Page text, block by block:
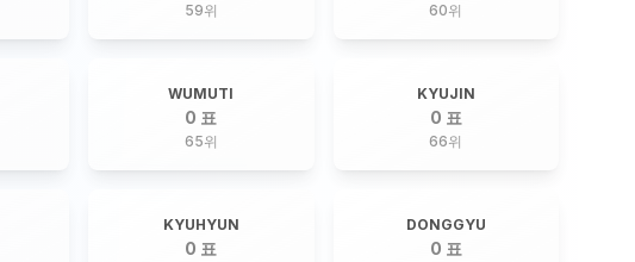
59위 60위
WUMUTI
0 표
65위
KYUJIN
0 표
66위
KYUHYUN
0 표
DONGGYU
0 표